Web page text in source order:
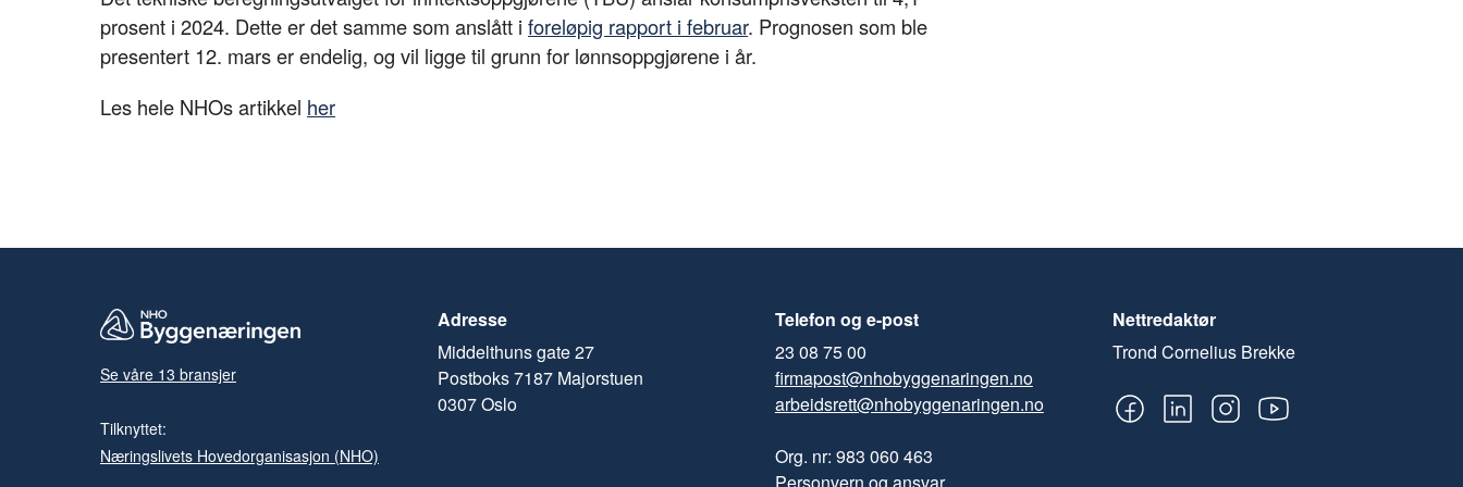
o
d
t
prosent i 2024. Dette er det samme som anslått i foreløpig rapport i februar. Prognosen som ble
presentert 12. mars er endelig, og vil ligge til grunn for lønnsoppgjørene i år.
Les hele NHOs artikkel her
Se våre 13 bransjer
Tilknyttet:
Næringslivets Hovedorganisasjon (NHO)
Adresse
Middelthuns gate 27
Postboks 7187 Majorstuen
0307 Oslo
Telefon og e-post
23 08 75 00
firmapost@nhobyggenaringen.no
arbeidsrett@nhobyggenaringen.no
Org. nr: 983 060 463
Nettredaktør
Trond Cornelius Brekke